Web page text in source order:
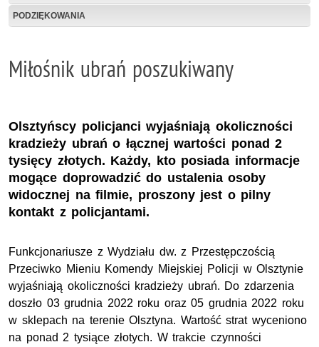
PODZIĘKOWANIA
Miłośnik ubrań poszukiwany
Olsztyńscy policjanci wyjaśniają okoliczności
kradzieży ubrań o łącznej wartości ponad 2
tysięcy złotych. Każdy, kto posiada informacje
mogące doprowadzić do ustalenia osoby
widocznej na filmie, proszony jest o pilny
kontakt z policjantami.
Funkcjonariusze z Wydziału dw. z Przestępczością
Przeciwko Mieniu Komendy Miejskiej Policji w Olsztynie
wyjaśniają okoliczności kradzieży ubrań. Do zdarzenia
doszło 03 grudnia 2022 roku oraz 05 grudnia 2022 roku
w sklepach na terenie Olsztyna. Wartość strat wyceniono
na ponad 2 tysiące złotych. W trakcie czynności